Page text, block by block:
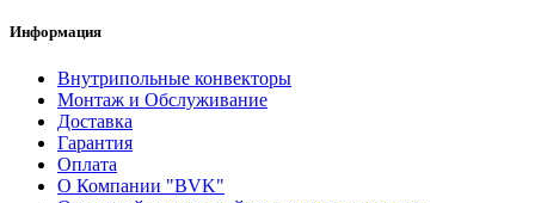
Информация
Внутрипольные конвекторы
Монтаж и Обслуживание
Доставка
Гарантия
Оплата
О Компании "BVK"